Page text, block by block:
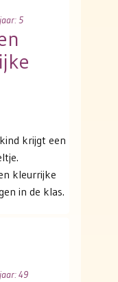
5
krijgt een
kleurrijke
in de klas.
49